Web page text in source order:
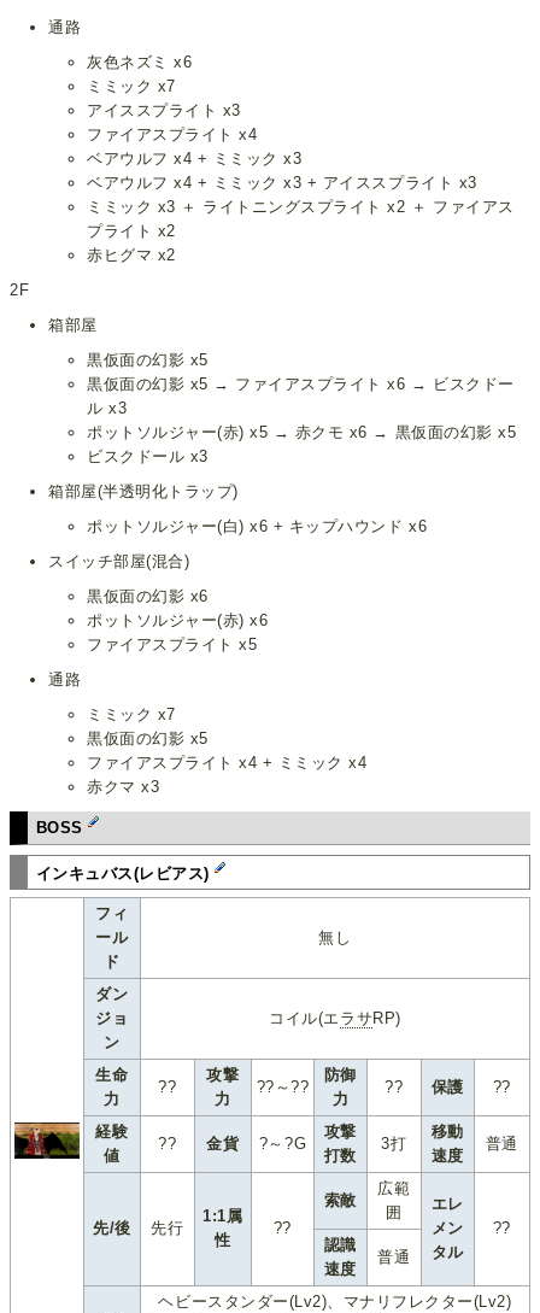
通路
灰色ネズミ x6
ミミック x7
アイススプライト x3
ファイアスプライト x4
ベアウルフ x4 + ミミック x3
ベアウルフ x4 + ミミック x3 + アイススプライト x3
ミミック x3 ＋ ライトニングスプライト x2 ＋ ファイアス
プライト x2
赤ヒグマ x2
2F
箱部屋
黒仮面の幻影 x5
黒仮面の幻影 x5 → ファイアスプライト x6 → ビスクドー
ル x3
ポットソルジャー(赤) x5 → 赤クモ x6 → 黒仮面の幻影 x5
ビスクドール x3
箱部屋(半透明化トラップ)
ポットソルジャー(白) x6 + キップハウンド x6
スイッチ部屋(混合)
黒仮面の幻影 x6
ポットソルジャー(赤) x6
ファイアスプライト x5
通路
ミミック x7
黒仮面の幻影 x5
ファイアスプライト x4 + ミミック x4
赤クマ x3
BOSS
インキュバス(レビアス)
フィ
ール
ド
無し
ダン
ジョ
ン
コイル(エ ラサRP)
生命
力
??
攻撃
力
??～??
防御
力
?? 保護 ??
経験
値
?? 金貨 ?～?G
攻撃
打数
3打
移動
速度
普通
先/後 先行
1:1属
性
??
索敵
広範
囲
エレ
メン
タル
??
認識
速度
普通
ヘビースタンダー(Lv2)、マナリフレクター(Lv2)